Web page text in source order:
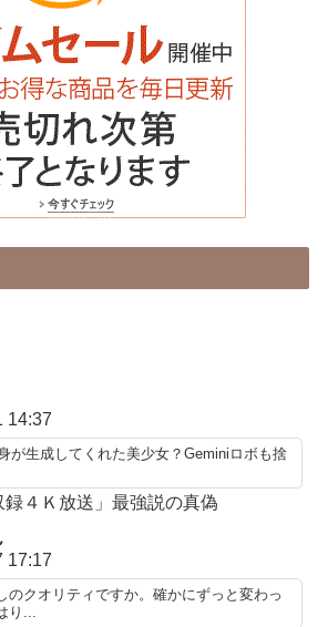
14:37
が生成してくれた美少女？Geminiロボも捨
４Ｋ放送」最強説の真偽
17:17
のクオリティですか。確かにずっと変わっ
り...